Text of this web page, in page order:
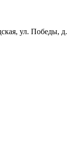
ул. Победы, д.